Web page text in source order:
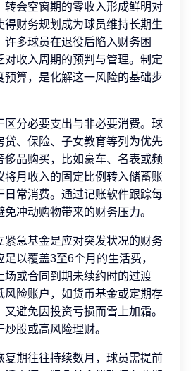
转会空窗期的零收入形成鲜明对
得财务规划成为球员维持长期生
多球员在退役后陷入财务困
对收入周期的预判与管理。制定
预算，是化解这一风险的基础步
区分必要支出与非必要消费。球
贷、保险、子女教育等列为优先
侈品购买，比如豪车、名表或频
将月收入的固定比例转入储蓄账
日常消费。通过记账软件跟踪每
冲动购物带来的财务压力。
紧急基金是应对突发状况的财务
以覆盖3至6个月的生活费，
场或合同到期未续约时的过渡
风险账户，如货币基金或定期存
避免因投资亏损而雪上加霜。
股或高风险理财。
复期往往持续数月，球员需提前